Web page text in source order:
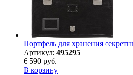
Портфель для хранения
Артикул: 495295
6 590 руб.
В корзину